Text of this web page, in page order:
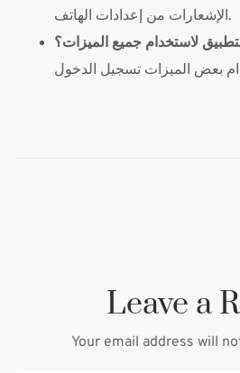
الإشعارات من إعدادات الهاتف.
لاستخدام جميع الميزات؟
Leave a
Your email address will